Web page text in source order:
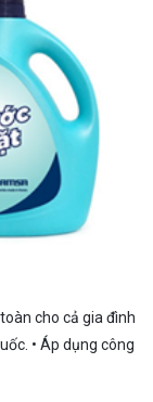
cho cả gia đình
• Áp dụng công